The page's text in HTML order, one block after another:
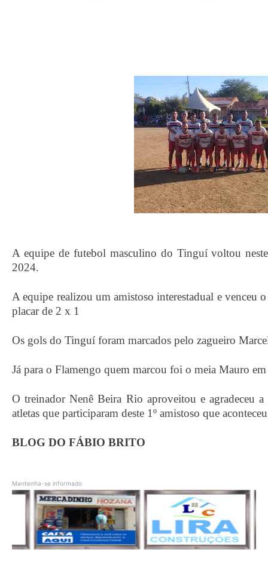
A equipe de futebol masculino do Tinguí voltou
2024.
A equipe realizou um amistoso interestadual e venceu
placar de 2 x 1
Os gols do Tinguí foram marcados pelo zagueiro
Já para o Flamengo quem marcou foi o meia Mauro
O treinador Nenê Beira Rio aproveitou e agradeceu
atletas que participaram deste 1º amistoso que
BLOG DO FÁBIO BRITO
Mantenha-se informado